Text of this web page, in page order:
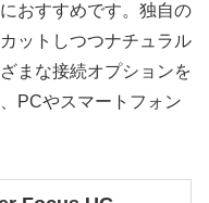
おすすめです。独自の
ットしつつナチュラル
まな接続オプションを
PCやスマートフォン